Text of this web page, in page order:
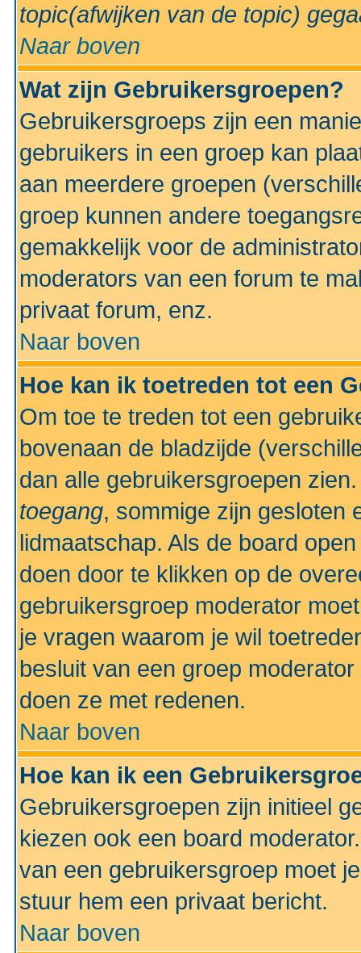
topic(afwijken van de topic)
Naar boven
Wat zijn Gebruikersgroepen?
Gebruikersgroeps zijn een
gebruikers in een groep kan
aan meerdere groepen
groep kunnen andere
gemakkelijk voor de
moderators van een forum te
privaat forum, enz.
Naar boven
Hoe kan ik toetreden tot een
Om toe te treden tot een
bovenaan de bladzijde
dan alle gebruikersgroepen
toegang, sommige zijn gesloten
lidmaatschap. Als de board
doen door te klikken op de
gebruikersgroep moderator
je vragen waarom je wil
besluit van een groep
doen ze met redenen.
Naar boven
Hoe kan ik een
Gebruikersgroepen zijn initieel
kiezen ook een board
van een gebruikersgroep moet
stuur hem een privaat bericht.
Naar boven